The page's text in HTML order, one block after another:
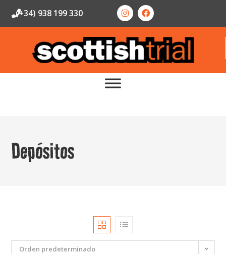
(+34) 938 199 330
Depósitos
Orden predeterminado